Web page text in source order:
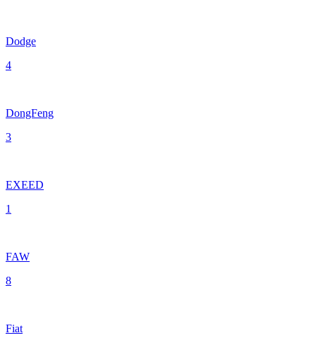
Dodge
4
DongFeng
3
EXEED
1
FAW
8
Fiat